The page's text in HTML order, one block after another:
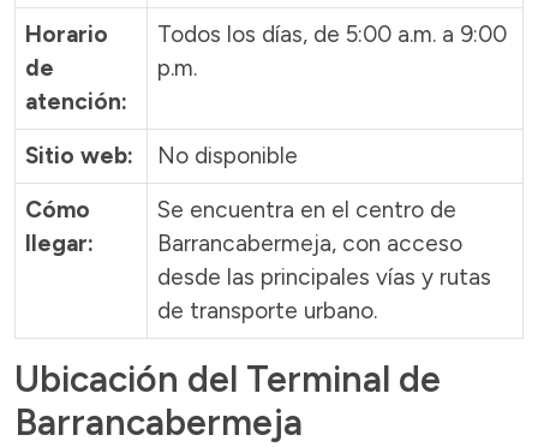
Horario
de
atención:
Todos los días, de 5:00 a.m. a 9:00
p.m.
Sitio web:
No disponible
Cómo
llegar:
Se encuentra en el centro de
Barrancabermeja, con acceso
desde las principales vías y rutas
de transporte urbano.
Ubicación del Terminal de
Barrancabermeja